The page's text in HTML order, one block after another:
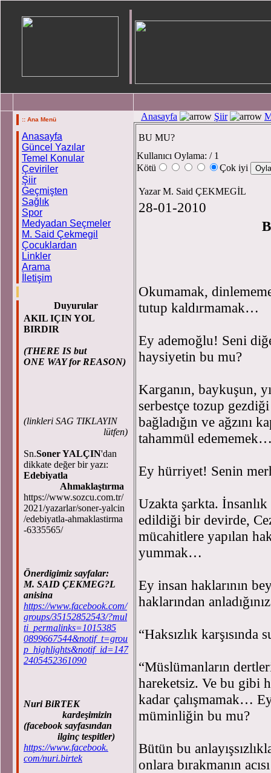
:: Ana Menü
Anasayfa
Güncel Yazılar
Temel Konular
Çeviriler
Şiir
Geçmişten
Sağlık
Spor
Medyadan Seçmeler
M. Said Çekmegil
Çocuklardan
Linkler
Arama
İletişim
Duyurular
AKIL IÇIN YOL
BIRDIR
(THERE IS but
ONE WAY for REASON)
(linkleri SAG TIKLAYIN
lütfen)
Sn.Soner YALÇIN'dan
dikkate değer bir yazı:
Edebiyatla
Ahmaklaştırma
https://www.sozcu.com.tr/
2021/yazarlar/soner-yalcin
/edebiyatla-ahmaklastirma
-6335565/
Önerdigimiz sayfalar:
M. SAID ÇEKMEG?L
anisina
https://www.facebook.com/
groups/35152852543/?mul
ti_permalinks=1015385
0899667544&notif_t=grou
p_highlights&notif_id=147
2405452361090
Nuri BiRTEK
kardeşimizin
(facebook sayfasından
ilginç tespitler)
https://www.facebook.
com/nuri.birtek
Anasayfa Şiir
BU MU?
Kullanıcı Oylama: / 1
Kötü
Çok iyi
Yazar M. Said ÇEKMEGİL
28-01-2010
BU
Okumamak,
tutup kaldırmamak…
Ey ademoğlu! Seni
haysiyetin bu mu?
Karganın, baykuşun,
serbestçe tozup
bağladığın ve ağzını
tahammül
Ey hürriyet! Senin
Uzakta şarkta.
edildiği bir devirde,
mücahitlere yapılan
yummak…
Ey insan haklarının
haklarından
“Haksızlık karşısında
“Müslümanların
hareketsiz. Ve bu gibi
kadar çalışmamak…
müminliğin bu mu?
Bütün bu
onlara bırakmanın